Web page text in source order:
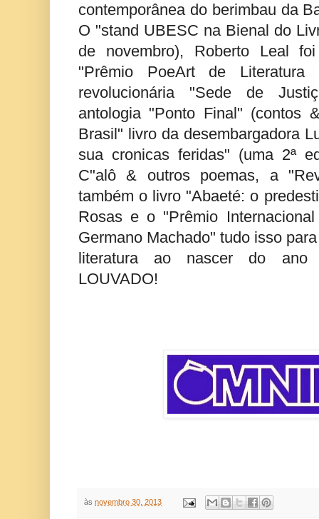
contemporânea do berimbau da
O "stand UBESC na Bienal do
de novembro), Roberto Leal
"Prêmio PoeArt de
revolucionária "Sede de
antologia "Ponto Final" (contos
Brasil" livro da desembargadora
sua cronicas feridas" (uma 2ª
C"alô & outros poemas, a
também o livro "Abaeté: o
Rosas e o "Prêmio
Germano Machado" tudo isso
literatura ao nascer do ano
LOUVADO!
às novembro 30, 2013